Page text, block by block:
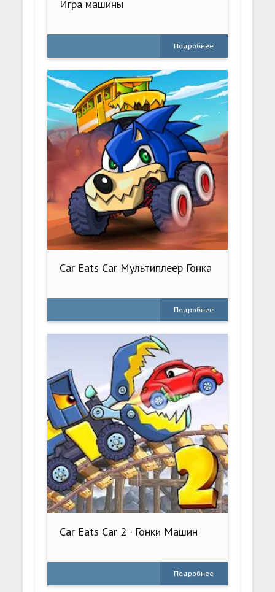
Игра машины
Подробнее
Car Eats Car Мультиплеер Гонка
Подробнее
Car Eats Car 2 - Гонки Машин
Подробнее